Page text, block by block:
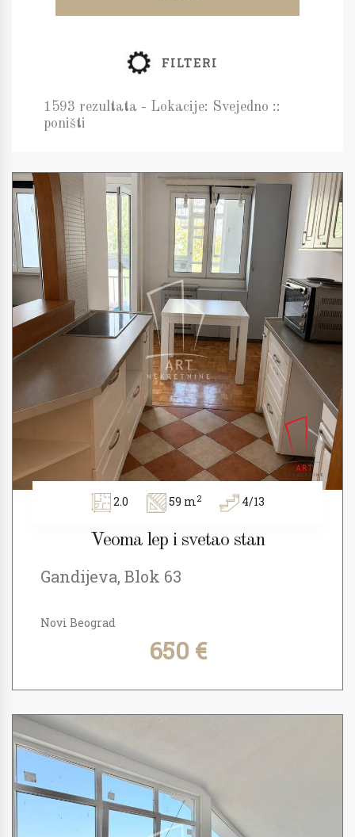
FILTERI
1593 rezultata - Lokacije: Svejedno ::
poništi
2.0 59 m2 4/13
Veoma lep i svetao stan
Gandijeva, Blok 63
Novi Beograd
650 €